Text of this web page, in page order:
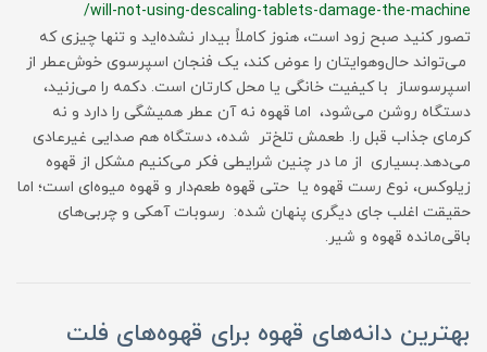
/will-not-using-descaling-tablets-damage-the-machine
تصور کنید صبح زود است، هنوز کاملاً بیدار نشده‌اید و تنها چیزی که
می‌تواند حال‌وهوایتان را عوض کند، یک فنجان اسپرسوی خوش‌عطر از
اسپرسوساز با کیفیت خانگی یا محل کارتان است. دکمه را می‌زنید،
دستگاه روشن می‌شود، اما قهوه نه آن عطر همیشگی را دارد و نه
کرمای جذاب قبل را. طعمش تلخ‌تر شده، دستگاه هم صدایی غیرعادی
می‌دهد.بسیاری از ما در چنین شرایطی فکر می‌کنیم مشکل از قهوه
زیلوکس، نوع رست قهوه یا حتی قهوه طعم‌دار و قهوه میوه‌ای است؛ اما
حقیقت اغلب جای دیگری پنهان شده: رسوبات آهکی و چربی‌های
باقی‌مانده قهوه و شیر.
بهترین دانه‌های قهوه برای قهوه‌های فلت